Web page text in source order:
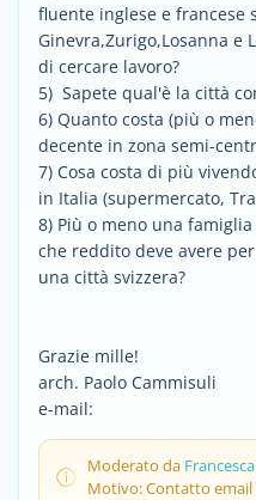
fluente inglese e francese
Ginevra,Zurigo,Losanna e
di cercare lavoro?
5) Sapete qual'è la città
6) Quanto costa (più o
decente in zona semi-
7) Cosa costa di più
in Italia (supermercato,
8) Più o meno una
che reddito deve avere
una città svizzera?
Grazie mille!
arch. Paolo Cammisuli
e-mail:
Moderato da Francesca
Motivo: Contatto